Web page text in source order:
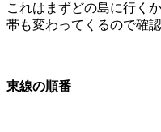
これはまずどの島に行く
帯も変わってくるので確
東線の順番